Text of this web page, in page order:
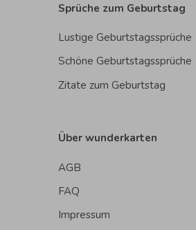
Sprüche zum Geburtstag
Lustige Geburtstagssprüche
Schöne Geburtstagssprüche
Zitate zum Geburtstag
Über wunderkarten
AGB
FAQ
Impressum